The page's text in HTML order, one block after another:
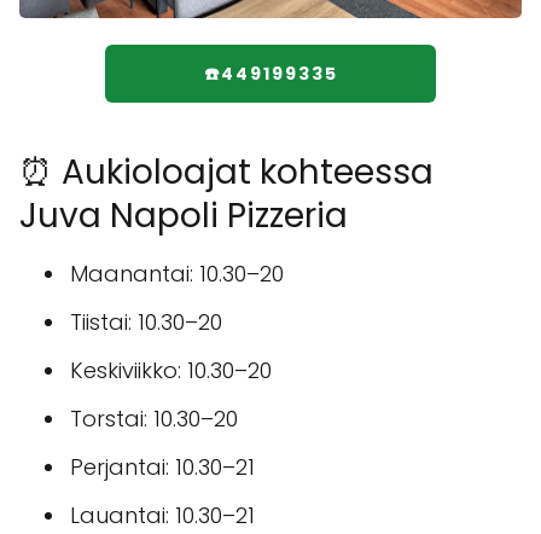
☎️449199335
⏰ Aukioloajat kohteessa
Juva Napoli Pizzeria
Maanantai: 10.30–20
Tiistai: 10.30–20
Keskiviikko: 10.30–20
Torstai: 10.30–20
Perjantai: 10.30–21
Lauantai: 10.30–21